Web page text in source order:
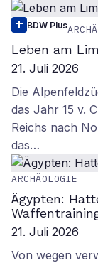
BDW Plus
Leben am
21. Juli 2026
Die
das Jahr 15 v.
Reichs nach
das…
ARCHÄOLOGIE
Ägypten:
21. Juli 2026
Von wegen